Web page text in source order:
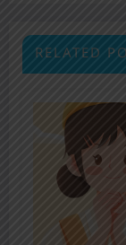
RELATED